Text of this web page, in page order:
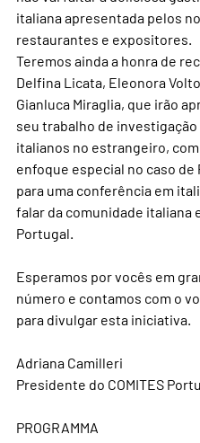
italiana apresentada pelos
restaurantes e expositores.
Teremos ainda a honra de
Delfina Licata, Eleonora
Gianluca Miraglia, que irão
seu trabalho de investigação
italianos no estrangeiro,
enfoque especial no caso de
para uma conferência em
falar da comunidade italiana
Portugal.
Esperamos por vocês em
número e contamos com o
para divulgar esta iniciativa.
Adriana Camilleri
Presidente do COMITES
PROGRAMMA